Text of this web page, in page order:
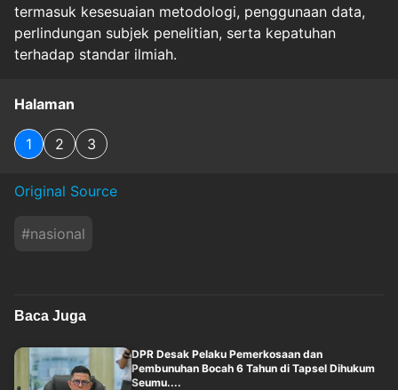
termasuk kesesuaian metodologi, penggunaan data,
perlindungan subjek penelitian, serta kepatuhan
terhadap standar ilmiah.
Halaman
1 2 3
Original Source
#nasional
Baca Juga
DPR Desak Pelaku Pemerkosaan dan
Pembunuhan Bocah 6 Tahun di Tapsel Dihukum
Seumu....